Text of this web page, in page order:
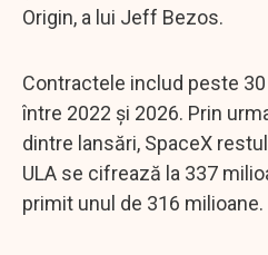
Origin, a lui Jeff Bezos.
Contractele includ peste
între 2022 și 2026. Prin
dintre lansări, SpaceX
ULA se cifrează la 337
primit unul de 316 milioane.